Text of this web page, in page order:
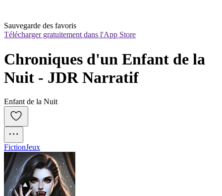
Sauvegarde des favoris
Télécharger gratuitement dans l'App Store
Chroniques d'un Enfant de la
Nuit - JDR Narratif
Enfant de la Nuit
FictionJeux